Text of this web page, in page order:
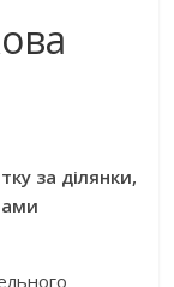
за ділянки,